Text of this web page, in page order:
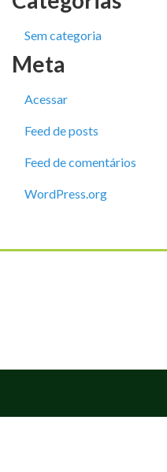
Sem categoria
Meta
Acessar
Feed de posts
Feed de comentários
WordPress.org